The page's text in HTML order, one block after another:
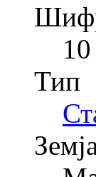
Тип